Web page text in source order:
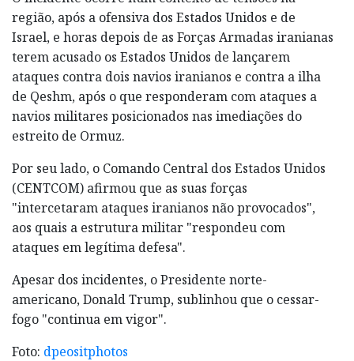
região, após a ofensiva dos Estados Unidos e de
Israel, e horas depois de as Forças Armadas iranianas
terem acusado os Estados Unidos de lançarem
ataques contra dois navios iranianos e contra a ilha
de Qeshm, após o que responderam com ataques a
navios militares posicionados nas imediações do
estreito de Ormuz.
Por seu lado, o Comando Central dos Estados Unidos
(CENTCOM) afirmou que as suas forças
"intercetaram ataques iranianos não provocados",
aos quais a estrutura militar "respondeu com
ataques em legítima defesa".
Apesar dos incidentes, o Presidente norte-
americano, Donald Trump, sublinhou que o cessar-
fogo "continua em vigor".
Foto: dpeositphotos